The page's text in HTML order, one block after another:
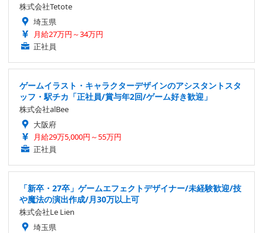
株式会社Tetote
埼玉県
月給27万円～34万円
正社員
ゲームイラスト・キャラクターデザインのアシスタントスタ
ッフ・駅チカ「正社員/賞与年2回/ゲーム好き歓迎」
株式会社alBee
大阪府
月給29万5,000円～55万円
正社員
「新卒・27卒」ゲームエフェクトデザイナー/未経験歓迎/技
や魔法の演出作成/月30万以上可
株式会社Le Lien
埼玉県